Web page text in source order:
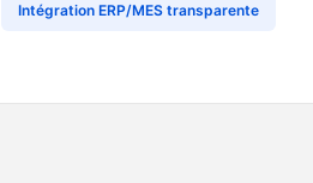
Intégration ERP/MES transparente